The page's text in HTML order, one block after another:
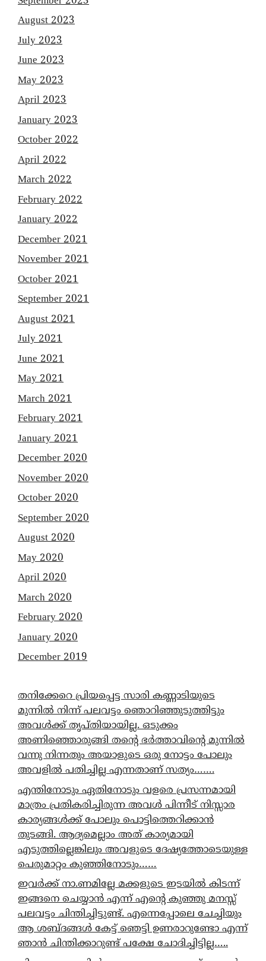
August 2023
July 2023
June 2023
May 2023
April 2023
January 2023
October 2022
April 2022
March 2022
February 2022
January 2022
December 2021
November 2021
October 2021
September 2021
August 2021
July 2021
June 2021
May 2021
March 2021
February 2021
January 2021
December 2020
November 2020
October 2020
September 2020
August 2020
May 2020
April 2020
March 2020
February 2020
January 2020
December 2019
തനിക്കേറെ പ്രിയപ്പെട്ട സാരി കണ്ണാടിയുടെ
മുന്നിൽ നിന്ന് പലവട്ടം ഞൊറിഞ്ഞുടുത്തിട്ടും
അവൾക്ക് തൃപ്തിയായില്ല. ഒടുക്കം
അണിഞ്ഞൊരുങ്ങി തന്റെ ഭർത്താവിന്റെ മുന്നിൽ
വന്നു നിന്നതും അയാളുടെ ഒരു നോട്ടം പോലും
അവളിൽ പതിച്ചില്ല എന്നതാണ് സത്യം…….
എന്തിനോടും ഏതിനോടും വളരെ പ്രസന്നമായി
മാത്രം പ്രതികരിച്ചിരുന്ന അവൾ പിന്നീട് നിസ്സാര
കാര്യങ്ങൾക്ക് പോലും പൊട്ടിത്തെറിക്കാൻ
തുടങ്ങി. ആദ്യമെല്ലാം അത് കാര്യമായി
എടുത്തില്ലെങ്കിലും അവളുടെ ദേഷ്യത്തോടെയുള്ള
പെരുമാറ്റം കുഞ്ഞിനോടും……
ഇവർക്ക് നാ.ണമില്ലേ മക്കളുടെ ഇടയിൽ കിടന്ന്
ഇങ്ങനെ ചെയ്യാൻ എന്ന് എന്റെ കുഞ്ഞു മനസ്സ്
പലവട്ടം ചിന്തിച്ചിട്ടുണ്ട്. എന്നെപ്പോലെ ചേച്ചിയും
ആ ശബ്ദങ്ങൾ കേട്ട് ഞെട്ടി ഉണരാറുണ്ടോ എന്ന്
ഞാൻ ചിന്തിക്കാറുണ്ട് പക്ഷേ ചോദിച്ചിട്ടില്ല…..